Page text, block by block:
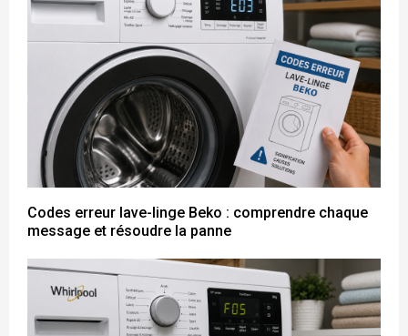
Codes erreur lave-linge Beko : comprendre chaque
message et résoudre la panne